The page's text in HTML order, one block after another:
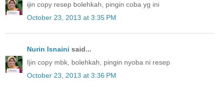
ijin copy resep bolehkah, pingin coba yg ini
October 23, 2013 at 3:35 PM
Nurin Isnaini said...
Ijin copy mbk, bolehkah, pingin nyoba ni resep
October 23, 2013 at 3:36 PM